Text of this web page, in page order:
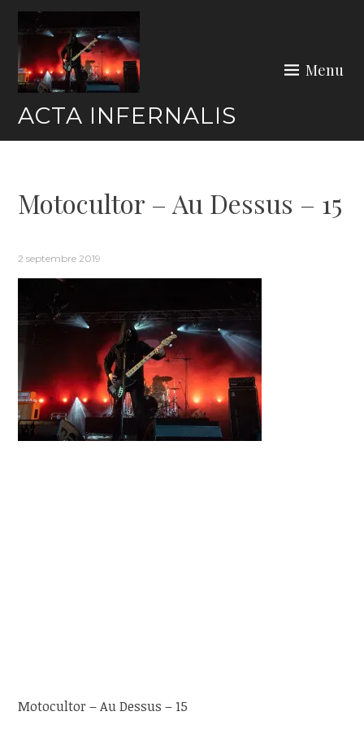
Skip
content
ACTA INFERNALIS
Menu
Motocultor – Au Dessus – 15
2 septembre 2019
Motocultor – Au Dessus – 15